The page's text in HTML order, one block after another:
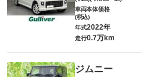
車両本体価格
(税込)
年式2022年
走行0.7万km
ジムニー